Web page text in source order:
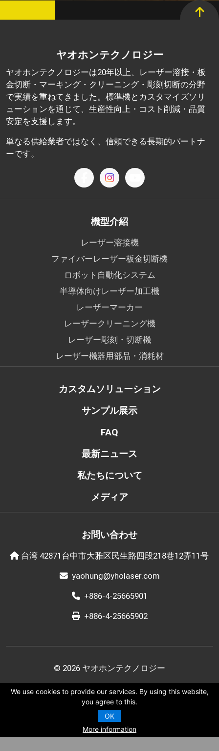
ヤオホンテクノロジー
ヤオホンテクノロジーは20年以上、レーザー溶接・板
金切断・マーキング・クリーニング・彫刻切断の分野
で実績を重ねてきました。標準機とカスタマイズソリ
ューションを通じて、生産性向上・コスト削減・品質
安定を支援します。
単なる供給業者ではなく、信頼できる長期的パートナ
ーです。
機型介紹
レーザー溶接機
ファイバーレーザー板金切断機
ロボット自動化システム
半導体向けレーザー加工機
レーザーマーカー
レーザークリーニング機
レーザー彫刻・切断機
レーザー機器用部品・消耗材
カスタムソリューション
サンプル展示
FAQ
最新ニュース
私たちについて
メディア
お問い合わせ
台湾 42871台中市大雅区民生路四段218巷12弄11号
yaohung@yholaser.com
+886-4-25665901
+886-4-25665902
© 2026 ヤオホンテクノロジー
Designed by StrategicSale
利用規約 個人情報保護方針
We use cookies to provide our services. By using this website,
you agree to this.
OK
More information